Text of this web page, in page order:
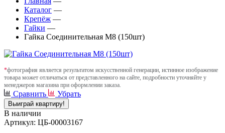
Каталог —
Крепёж —
Гайки —
Гайка Соединительная М8 (150шт)
*фотография является результатом искусственной генерации, истинное изображение
товара может отличаться от представленного на сайте, подробности уточняйте у
менеджеров магазина при оформлении заказа.
Сравнить Убрать
Выиграй квартиру!
В наличии
Артикул: ЦБ-00003167